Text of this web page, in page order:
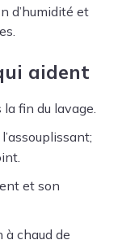
d’humidité et
aident
fin du lavage.
et son
à chaud de